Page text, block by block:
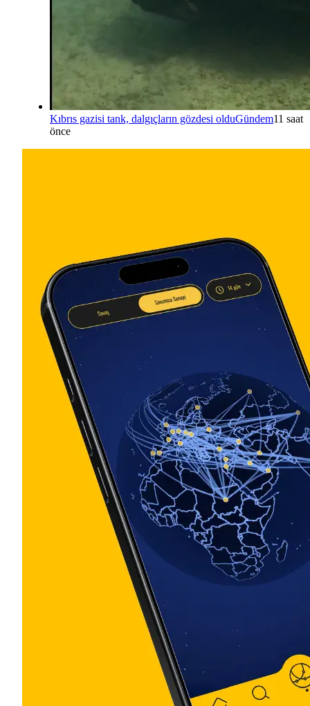
Kıbrıs gazisi tank, dalgıçların gözdesi olduGündem11 saat
önce